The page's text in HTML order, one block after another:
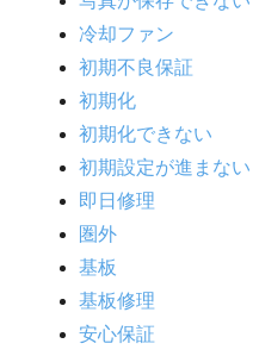
冷却ファン
初期不良保証
初期化
初期化できない
初期設定が進まない
即日修理
圏外
基板
基板修理
安心保証